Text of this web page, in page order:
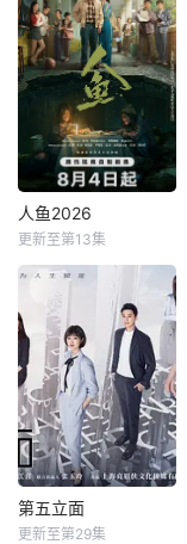
人鱼2026
更新至第13集
第五立面
更新至第29集